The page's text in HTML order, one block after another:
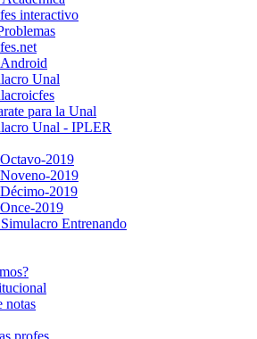
interactivo
Unal
para la Unal
Unal - IPLER
2019
2019
2019
2019
Entrenando
notas
profes